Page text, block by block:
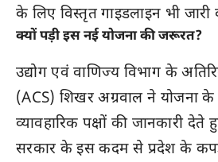
के लिए विस्तृत गाइडलाइन भी जारी
क्यों पड़ी इस नई योजना की जरूरत?
उद्योग एवं वाणिज्य विभाग के
(ACS) शिखर अग्रवाल ने योजना
व्यावहारिक पक्षों की जानकारी देते
सरकार के इस कदम से प्रदेश के